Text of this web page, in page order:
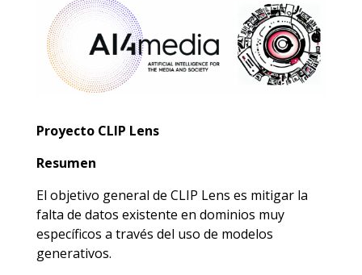
Proyecto CLIP Lens
Resumen
El objetivo general de CLIP Lens es mitigar la
falta de datos existente en dominios muy
específicos a través del uso de modelos
generativos.